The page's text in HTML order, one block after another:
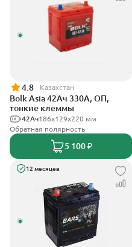
4.8 Казахстан
Bolk Asia 42Ач 330А, ОП,
тонкие клеммы
186х129х220 мм
42Ач
Обратная полярность
5 100 ₽
12 месяцев